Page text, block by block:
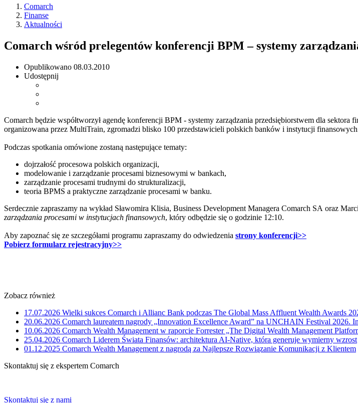
Comarch
Finanse
Aktualności
Comarch wśród prelegentów konferencji BPM – systemy
Opublikowano 08.03.2010
Udostępnij
Comarch będzie współtworzył agendę konferencji BPM - systemy zarządzania przedsiębiorstwem dla
organizowana przez MultiTrain, zgromadzi blisko 100 przedstawicieli polskich banków i instytucji
Podczas spotkania omówione zostaną następujące tematy:
dojrzałość procesowa polskich organizacji,
modelowanie i zarządzanie procesami biznesowymi w bankach,
zarządzanie procesami trudnymi do strukturalizacji,
teoria BPMS a praktyczne zarządzanie procesami w banku.
Serdecznie zapraszamy na wykład Sławomira Klisia, Business Development Managera Comarch SA oraz
zarządzania procesami w instytucjach finansowych, który odbędzie się o godzinie 12:10.
Aby zapoznać się ze szczegółami programu zapraszamy do odwiedzenia strony konferencji>>
Pobierz formularz rejestracyjny>>
Zobacz również
17.07.2026 Wielki sukces Comarch i Allianc Bank podczas The Global Mass Affluent Wealth Awards
20.06.2026 Comarch laureatem nagrody „Innovation Excellence Award” na UNCHAIN Festival
10.06.2026 Comarch Wealth Management w raporcie Forrester „The Digital Wealth Management
25.04.2026 Comarch Liderem Świata Finansów: architektura AI-Native, która generuje wymierny wzrost
01.12.2025 Comarch Wealth Management z nagrodą za Najlepsze Rozwiązanie Komunikacji z Klientem
Skontaktuj się z ekspertem Comarch
Skontaktuj się z nami